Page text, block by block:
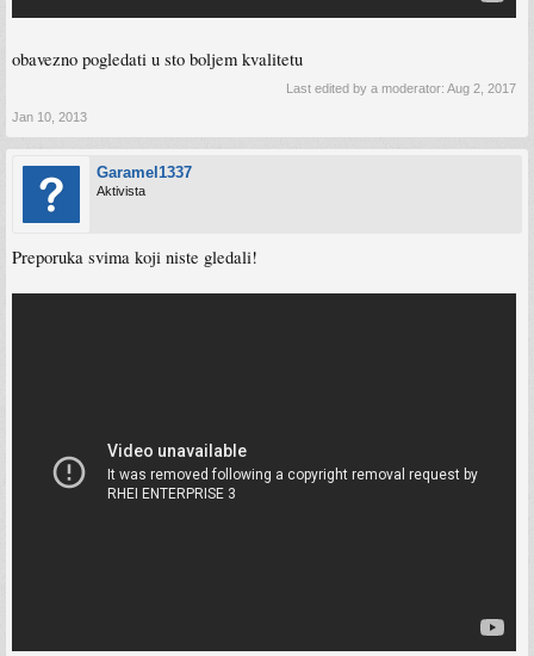
obavezno pogledati u sto boljem kvalitetu
Last edited by a moderator: Aug 2, 2017
Jan 10, 2013
Garamel1337
Aktivista
Preporuka svima koji niste gledali!